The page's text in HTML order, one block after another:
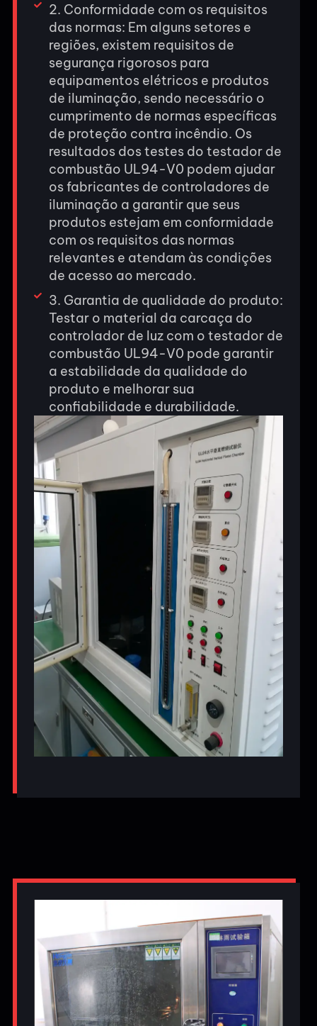
2. Conformidade com os requisitos
das normas: Em alguns setores e
regiões, existem requisitos de
segurança rigorosos para
equipamentos elétricos e produtos
de iluminação, sendo necessário o
cumprimento de normas específicas
de proteção contra incêndio. Os
resultados dos testes do testador de
combustão UL94-V0 podem ajudar
os fabricantes de controladores de
iluminação a garantir que seus
produtos estejam em conformidade
com os requisitos das normas
relevantes e atendam às condições
de acesso ao mercado.
3. Garantia de qualidade do produto:
Testar o material da carcaça do
controlador de luz com o testador de
combustão UL94-V0 pode garantir
a estabilidade da qualidade do
produto e melhorar sua
confiabilidade e durabilidade.